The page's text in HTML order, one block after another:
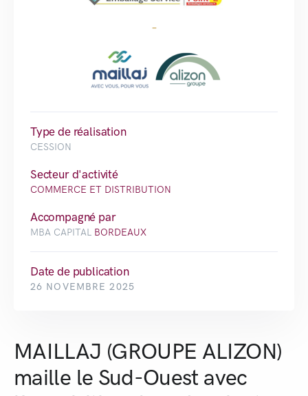
-
Type de réalisation
CESSION
Secteur d'activité
COMMERCE ET DISTRIBUTION
Accompagné par
MBA CAPITAL BORDEAUX
Date de publication
26 NOVEMBRE 2025
MAILLAJ (GROUPE ALIZON)
maille le Sud-Ouest avec